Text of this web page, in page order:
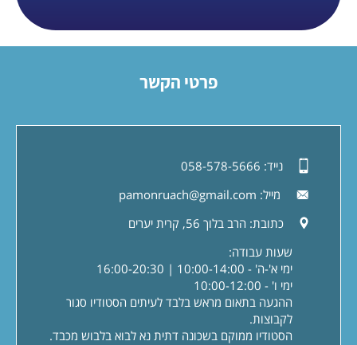
פרטי הקשר
נייד: 058-578-5666
מייל: pamonruach@gmail.com
כתובת: הרב בלוך 56, קרית יערים
שעות עבודה:
ימי א'-ה' - 10:00-14:00 | 16:00-20:30
ימי ו' - 10:00-12:00
ההגעה בתאום מראש בלבד לעיתים הסטודיו סגור
לקבוצות.
הסטודיו ממוקם בשכונה דתית נא לבוא בלבוש מכבד.